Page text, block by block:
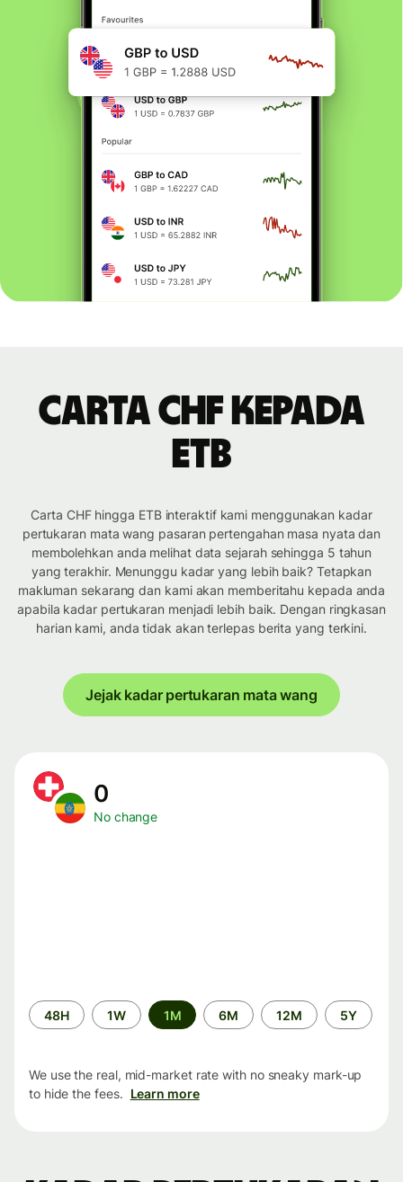
Carta CHF kepada
ETB
Carta CHF hingga ETB interaktif kami menggunakan kadar
pertukaran mata wang pasaran pertengahan masa nyata dan
membolehkan anda melihat data sejarah sehingga 5 tahun
yang terakhir. Menunggu kadar yang lebih baik? Tetapkan
makluman sekarang dan kami akan memberitahu kepada anda
apabila kadar pertukaran menjadi lebih baik. Dengan ringkasan
harian kami, anda tidak akan terlepas berita yang terkini.
Jejak kadar pertukaran mata wang
0
No change
Time
period
48H 1W 1M 6M 12M 5Y
We use the real, mid-market rate with no sneaky mark-up
to hide the fees. Learn more